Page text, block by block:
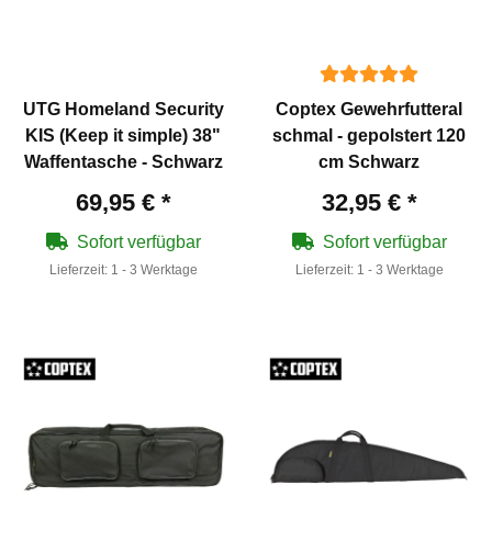
UTG Homeland Security
KIS (Keep it simple) 38"
Waffentasche - Schwarz
69,95 € *
Sofort verfügbar
Lieferzeit: 1 - 3 Werktage
Coptex Gewehrfutteral
schmal - gepolstert 120
cm Schwarz
32,95 € *
Sofort verfügbar
Lieferzeit: 1 - 3 Werktage